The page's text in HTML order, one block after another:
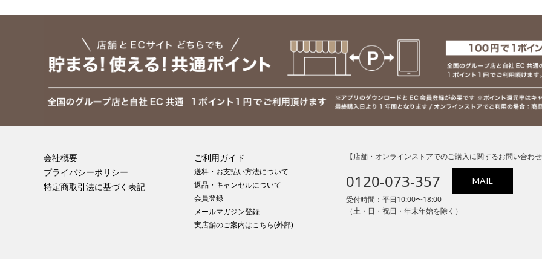
会社概要
プライバシーポリシー
特定商取引法に基づく表記
ご利用ガイド
送料・お支払い方法について
返品・キャンセルについて
会員登録
メールマガジン登録
実店舗のご案内はこちら(外部)
【店舗・オンラインストアでのご購入に関するお問い合わ
0120-073-357
MAIL
受付時間：平日10:00〜18:00
（土・日・祝日・年末年始を除く）